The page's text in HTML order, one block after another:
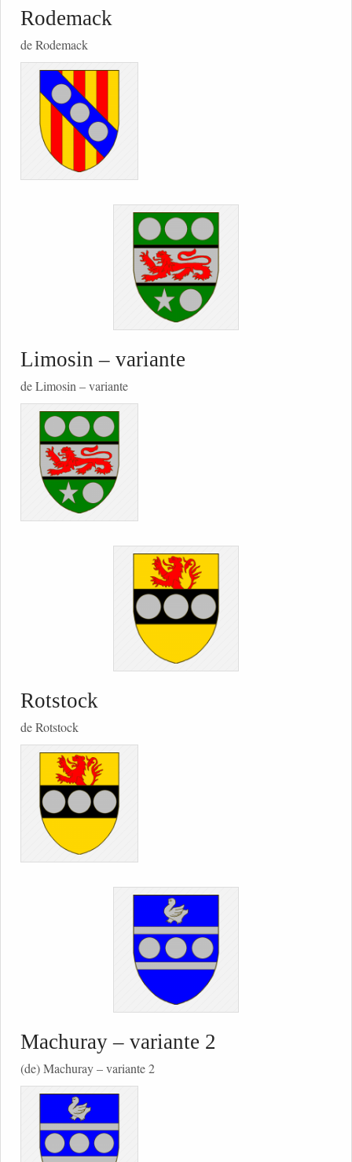
Rodemack
de Rodemack
Limosin – variante
de Limosin – variante
Rotstock
de Rotstock
Machuray – variante 2
(de) Machuray – variante 2